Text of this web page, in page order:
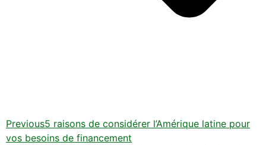
Previous5 raisons de considérer l’Amérique latine pour
vos besoins de financement